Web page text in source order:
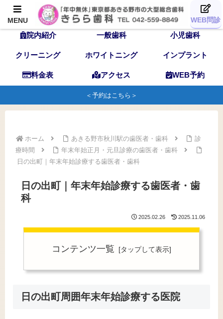
TOP 歯科医師 スタッフ
院内紹介 一般歯科 小児歯科
クリーニング ホワイトニング インプラント
料金表 アクセス WEB予約
＜予約はこちら＞
ホーム あきる野市秋川駅の歯医者・歯科
診
療時間
年末年始正月・元旦診療の歯医者・歯科
日の出町｜年末年始診療する歯医者・歯科
日の出町｜年末年始診療する歯医者・歯
科
2025.02.26 2025.11.06
コンテンツ一覧
日の出町周囲年末年始診療する医院
MENU WEB問診